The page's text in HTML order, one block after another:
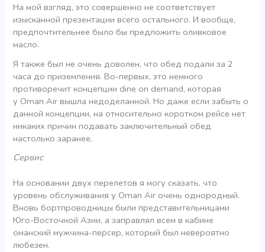
На мой взгляд, это совершенно не соответствует
изысканной презентации всего остального. И вообще,
предпочтительнее было бы предложить оливковое
масло.
Я также был не очень доволен, что обед подали за 2
часа до приземления. Во-первых, это немного
противоречит концепции dine on demand, которая
у Oman Air вышла недоделанной. Но даже если забыть о
данной концепции, на относительно коротком рейсе нет
никаких причин подавать заключительный обед
настолько заранее.
Сервис
На основании двух перелетов я могу сказать, что
уровень обслуживания у Oman Air очень однородный.
Вновь бортпроводницы были представительницами
Юго-Восточной Азии, а заправлял всем в кабине
оманский мужчина-персер, который был невероятно
любезен.